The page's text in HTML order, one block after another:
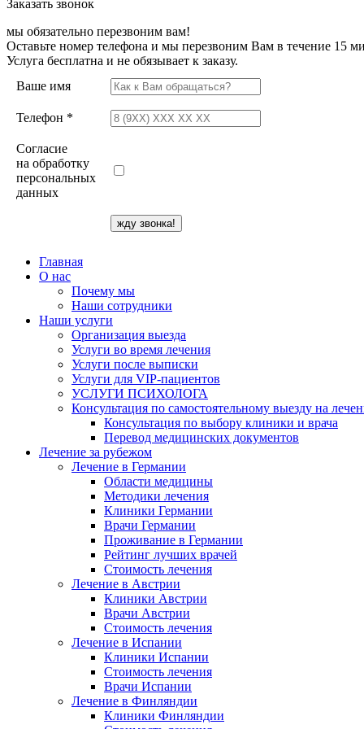
Заказать звонок
мы обязательно перезвоним вам!
Оставьте номер телефона и мы перезвоним Вам в течение 15
Услуга бесплатна и не обязывает к заказу.
Ваше имя
Телефон *
Согласие
на обработку
персональных
данных
Главная
О нас
Почему мы
Наши сотрудники
Наши услуги
Организация выезда
Услуги во время лечения
Услуги после выписки
Услуги для VIP-пациентов
УСЛУГИ ПСИХОЛОГА
Консультация по самостоятельному выезду на
Консультация по выбору клиники и врача
Перевод медицинских документов
Лечение за рубежом
Лечение в Германии
Области медицины
Методики лечения
Клиники Германии
Врачи Германии
Проживание в Германии
Рейтинг лучших врачей
Стоимость лечения
Лечение в Австрии
Клиники Австрии
Врачи Австрии
Стоимость лечения
Лечение в Испании
Клиники Испании
Стоимость лечения
Врачи Испании
Лечение в Финляндии
Клиники Финляндии